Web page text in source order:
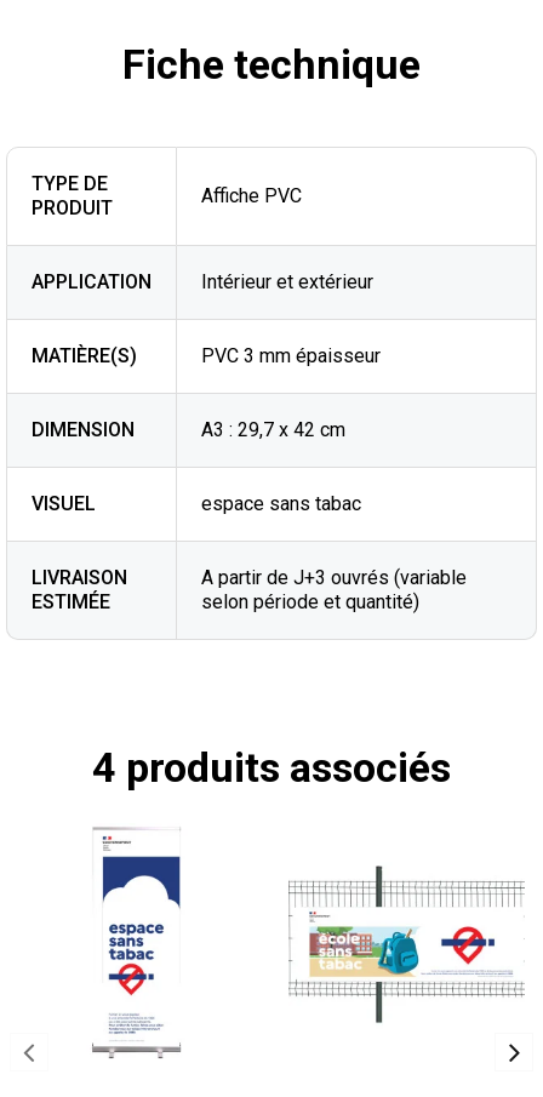
Fiche technique
TYPE DE
PRODUIT
Affiche PVC
APPLICATION Intérieur et extérieur
MATIÈRE(S) PVC 3 mm épaisseur
DIMENSION A3 : 29,7 x 42 cm
VISUEL espace sans tabac
LIVRAISON
ESTIMÉE
A partir de J+3 ouvrés (variable
selon période et quantité)
4 produits associés